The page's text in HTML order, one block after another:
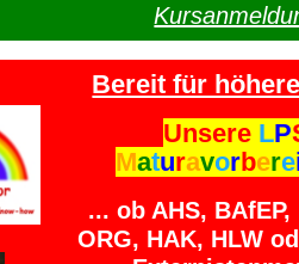
Bereit für
Unsere LP
Maturavorbere
... ob AHS, BAfEP,
ORG, HAK, HLW